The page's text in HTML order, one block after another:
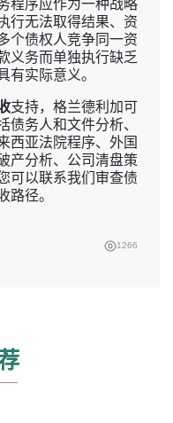
程序应作为一种战略
行无法取得结果、资
个债权人竞争同一资
义务而单独执行缺乏
有实际意义。
支持，格兰德利加可
债务人和文件分析、
西亚法院程序、外国
产分析、公司清盘策
可以联系我们审查债
路径。
1266